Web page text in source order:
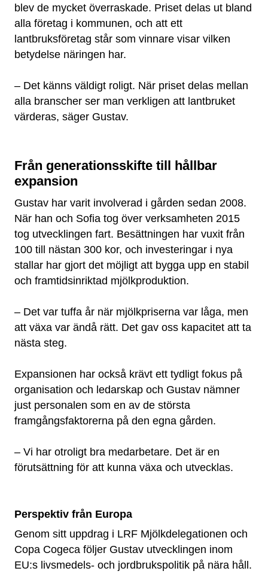
blev de mycket överraskade. Priset delas ut bland
alla företag i kommunen, och att ett
lantbruksföretag står som vinnare visar vilken
betydelse näringen har.
– Det känns väldigt roligt. När priset delas mellan
alla branscher ser man verkligen att lantbruket
värderas, säger Gustav.
Från generationsskifte till hållbar
expansion
Gustav har varit involverad i gården sedan 2008.
När han och Sofia tog över verksamheten 2015
tog utvecklingen fart. Besättningen har vuxit från
100 till nästan 300 kor, och investeringar i nya
stallar har gjort det möjligt att bygga upp en stabil
och framtidsinriktad mjölkproduktion.
– Det var tuffa år när mjölkpriserna var låga, men
att växa var ändå rätt. Det gav oss kapacitet att ta
nästa steg.
Expansionen har också krävt ett tydligt fokus på
organisation och ledarskap och Gustav nämner
just personalen som en av de största
framgångsfaktorerna på den egna gården.
– Vi har otroligt bra medarbetare. Det är en
förutsättning för att kunna växa och utvecklas.
Perspektiv från Europa
Genom sitt uppdrag i LRF Mjölkdelegationen och
Copa Cogeca följer Gustav utvecklingen inom
EU:s livsmedels- och jordbrukspolitik på nära håll.